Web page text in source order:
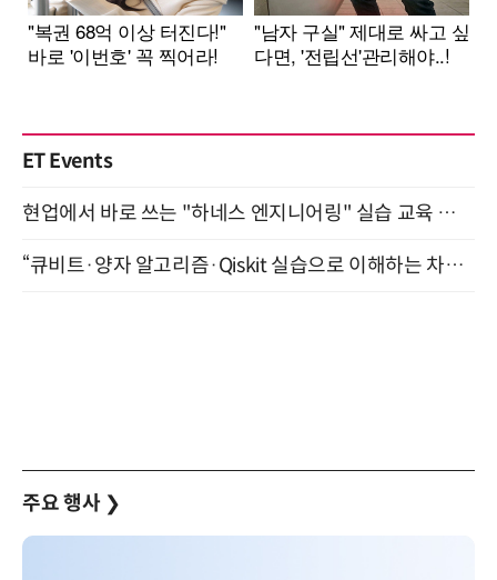
ET Events
현업에서 바로 쓰는 "하네스 엔지니어링" 실습 교육 워크숍 8월 20일 개최
“큐비트·양자 알고리즘·Qiskit 실습으로 이해하는 차세대 컴퓨팅” (8/28)
주요 행사 ❯